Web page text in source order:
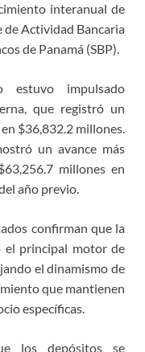
interanual de
de Actividad Bancaria
de Panamá (SBP).
estuvo impulsado
que registró un
$36,832.2 millones.
un avance más
millones en
año previo.
confirman que la
el principal motor de
el dinamismo de
que mantienen
específicas.
los depósitos se